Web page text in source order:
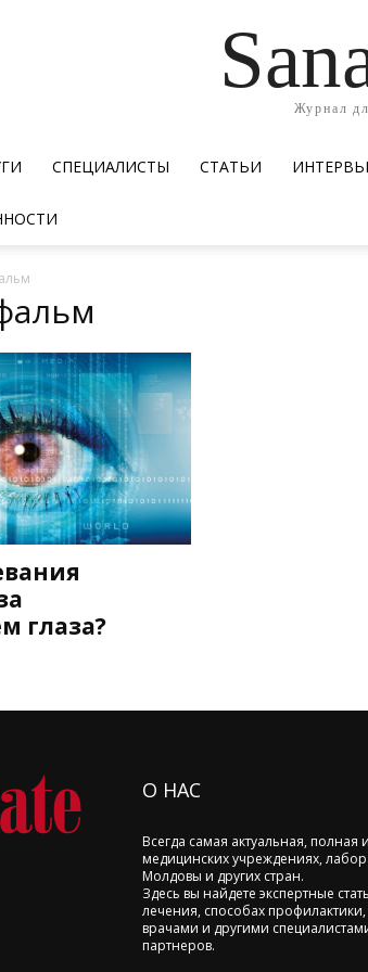
Журнал
СПЕЦИАЛИСТЫ СТАТЬИ
глаза?
О НАС
Всегда самая актуальная,
медицинских учреждениях,
Молдовы и других стран.
Здесь вы найдете экспертные
лечения, способах
врачами и другими
партнеров.